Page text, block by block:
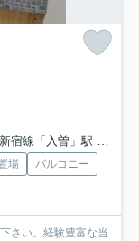
線「入曽」駅 徒歩30分
場
バルコニー
さい。経験豊富な当